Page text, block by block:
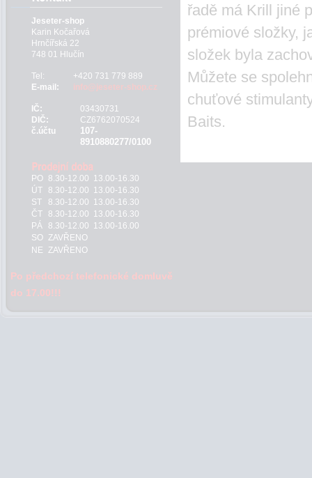
řadě má Krill jiné
prémiové složky,
složek byla
Můžete se
chuťové
Baits.
Jeseter-shop
Karin Kočařová
Hrnčířská 22
748 01 Hlučín
Tel:
+420 731 779 889
E-mail:
info@jeseter-shop.cz
IČ:
03430731
DIČ:
CZ6762070524
č.účtu
107-
8910880277/0100
PO 8.30-12.00 13.00-16.30
ÚT
8.30-12.00 13.00-16.30
ST
8.30-12.00 13.00-16.30
ČT
8.30-12.00 13.00-16.30
PÁ
8.30-12.00 13.00-16.00
SO ZAVŘENO
NE ZAVŘENO
Po předchozí telefonické domluvě
do 17.00!!!